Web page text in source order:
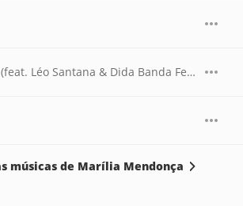
Santana & Dida Banda Feminina) [Ao Vivo]
músicas de Marília Mendonça